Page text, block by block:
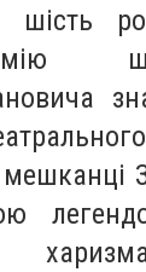
шість
мешканці